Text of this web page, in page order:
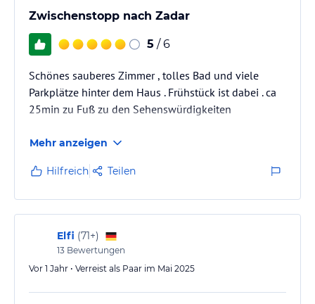
Zwischenstopp nach Zadar
5 / 6
Schönes sauberes Zimmer , tolles Bad und viele
Parkplätze hinter dem Haus . Frühstück ist dabei . ca
25min zu Fuß zu den Sehenswürdigkeiten
Mehr anzeigen
Hilfreich Teilen
Elfi (71+)
13 Bewertungen
Vor 1 Jahr • Verreist als Paar im Mai 2025